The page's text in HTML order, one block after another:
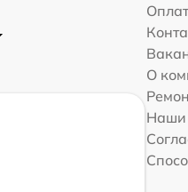
О
Наши